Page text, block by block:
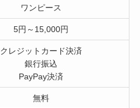
ワンピース
5円～15,000円
クレジットカード決済
銀行振込
PayPay決済
無料